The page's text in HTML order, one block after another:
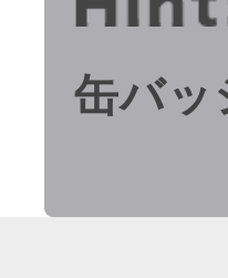
缶バ